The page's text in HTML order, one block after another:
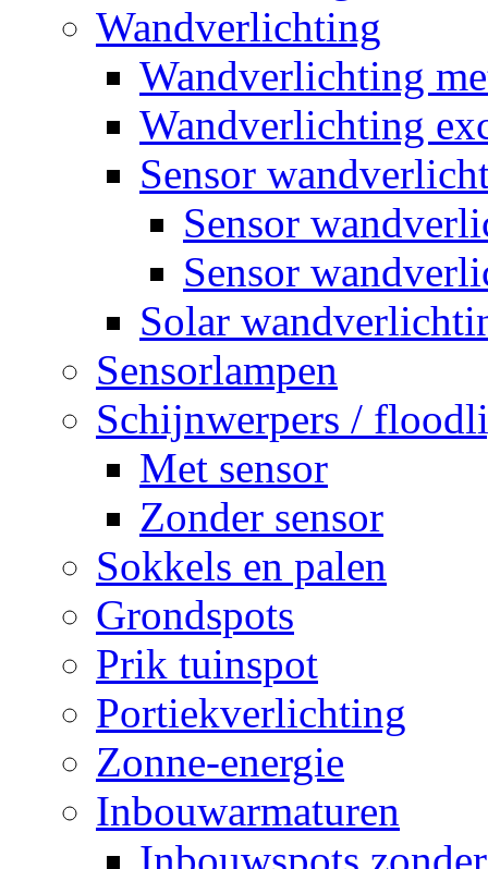
Wandverlichting
Wandverlichting
Wandverlichting
Sensor
Sensor
Sensor
Solar
Sensorlampen
Schijnwerpers /
Met sensor
Zonder sensor
Sokkels en palen
Grondspots
Prik tuinspot
Portiekverlichting
Zonne-energie
Inbouwarmaturen
Inbouwspots